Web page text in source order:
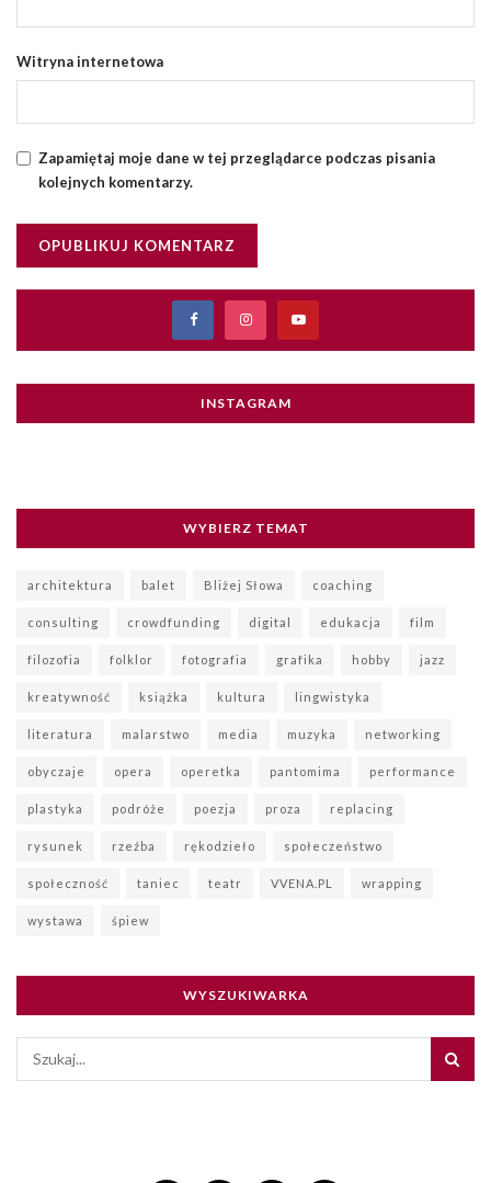
Witryna internetowa
Zapamiętaj moje dane w tej przeglądarce podczas pisania
kolejnych komentarzy.
INSTAGRAM
WYBIERZ TEMAT
architektura balet Bliżej Słowa coaching
consulting crowdfunding digital edukacja film
filozofia folklor fotografia grafika hobby jazz
kreatywność książka kultura lingwistyka
literatura malarstwo media muzyka networking
obyczaje opera operetka pantomima performance
plastyka podróże poezja proza replacing
rysunek rzeźba rękodzieło społeczeństwo
społeczność taniec teatr VVENA.PL wrapping
wystawa śpiew
WYSZUKIWARKA